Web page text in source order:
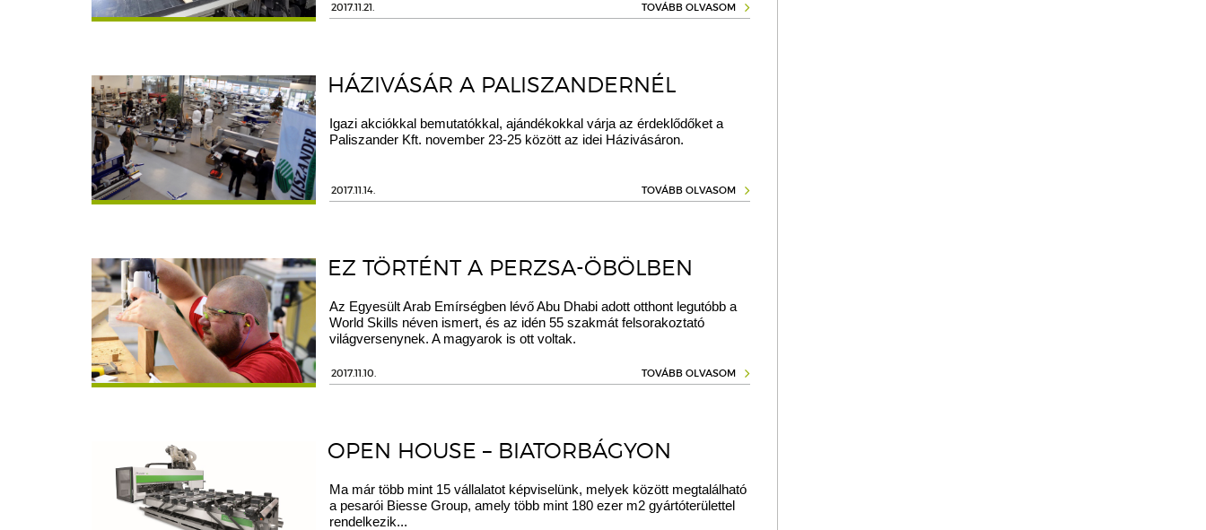
2017.11.21. TOVÁBB OLVASOM
HÁZIVÁSÁR A PALISZANDERNÉL
Igazi akciókkal bemutatókkal, ajándékokkal várja az érdeklődőket a
Paliszander Kft. november 23-25 között az idei Házivásáron.
2017.11.14. TOVÁBB OLVASOM
EZ TÖRTÉNT A PERZSA-ÖBÖLBEN
Az Egyesült Arab Emírségben lévő Abu Dhabi adott otthont legutóbb a
World Skills néven ismert, és az idén 55 szakmát felsorakoztató
világversenynek. A magyarok is ott voltak.
2017.11.10. TOVÁBB OLVASOM
OPEN HOUSE – BIATORBÁGYON
Ma már több mint 15 vállalatot képviselünk, melyek között megtalálható
a pesarói Biesse Group, amely több mint 180 ezer m2 gyártóterülettel
rendelkezik...